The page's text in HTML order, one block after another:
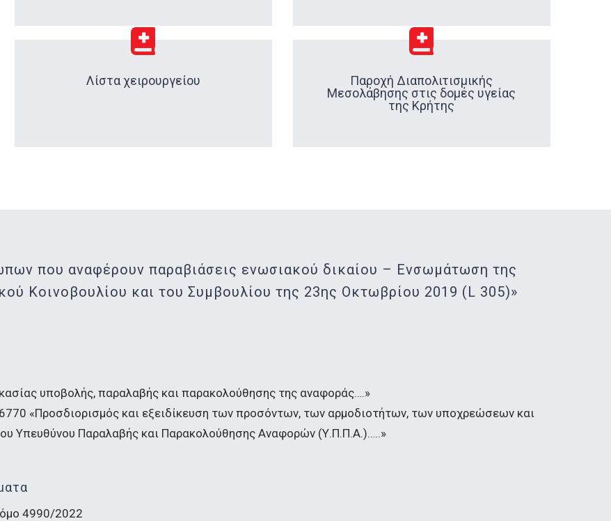
Λίστα χειρουργείου
Παροχή Διαπολιτισμικής
Μεσολάβησης στις δομές υγείας
της Κρήτης
που αναφέρουν παραβιάσεις ενωσιακού δικαίου – Ενσωμάτωση της
Κοινοβουλίου και του Συμβουλίου της 23ης Οκτωβρίου 2019 (L 305)»
υποβολής, παραλαβής και παρακολούθησης της αναφοράς….»
«Προσδιορισμός και εξειδίκευση των προσόντων, των αρμοδιοτήτων, των υποχρεώσεων και
Υπευθύνου Παραλαβής και Παρακολούθησης Αναφορών (Υ.Π.Π.Α.)…..»
4990/2022